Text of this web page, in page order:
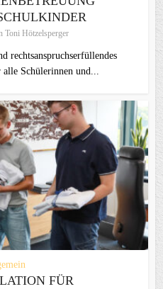
Toni Hötzelsperger
rechtsanspruchserfüllendes
alle Schülerinnen und...
FÜR